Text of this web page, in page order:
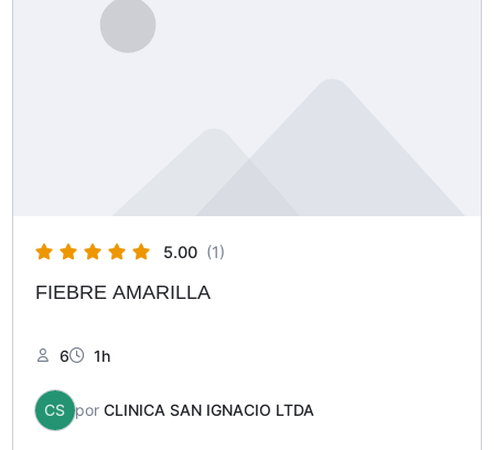
5.00 (1)
FIEBRE AMARILLA
6 1h
CS por CLINICA SAN IGNACIO LTDA